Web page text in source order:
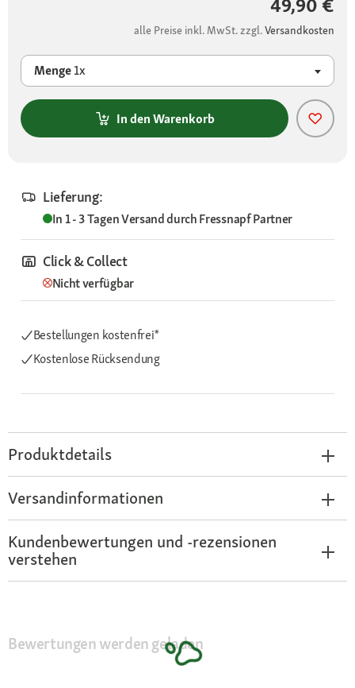
49,90 €
alle Preise inkl. MwSt. zzgl.Versandkosten
Menge1x
In den Warenkorb
Lieferung:
In 1 - 3 TagenVersand durchFressnapf Partner
Click & Collect
Nicht verfügbar
Bestellungen kostenfrei*
Kostenlose Rücksendung
Produktdetails
Versandinformationen
Kundenbewertungen und -rezensionen
verstehen
Bewertungen werden geladen